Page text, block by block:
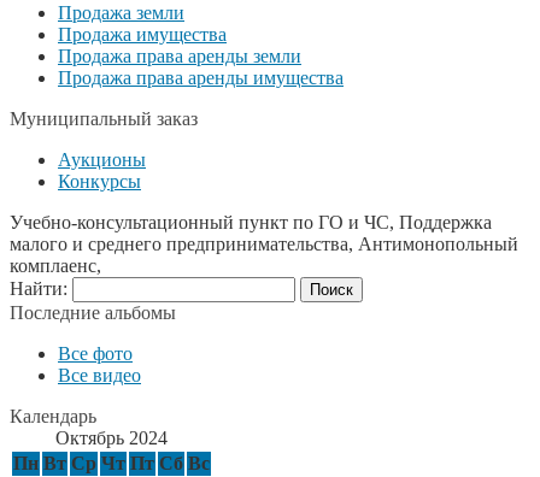
Продажа земли
Продажа имущества
Продажа права аренды земли
Продажа права аренды имущества
Муниципальный заказ
Аукционы
Конкурсы
Учебно-консультационный пункт по ГО и ЧС, Поддержка
малого и среднего предпринимательства, Антимонопольный
комплаенс,
Найти:
Последние альбомы
Все фото
Все видео
Календарь
Октябрь 2024
Пн Вт Ср Чт Пт Сб Вс